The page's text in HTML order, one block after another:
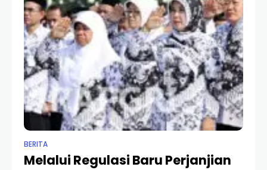
BERITA
Melalui Regulasi Baru Perjanjian